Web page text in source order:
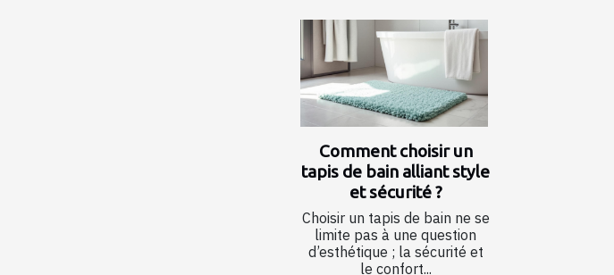
Comment choisir un
tapis de bain alliant style
et sécurité ?
Choisir un tapis de bain ne se
limite pas à une question
d’esthétique ; la sécurité et
le confort...